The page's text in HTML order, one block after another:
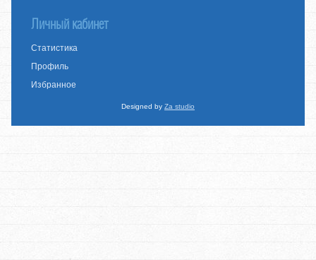
Личный кабинет
Статистика
Профиль
Избранное
Designed by Za studio